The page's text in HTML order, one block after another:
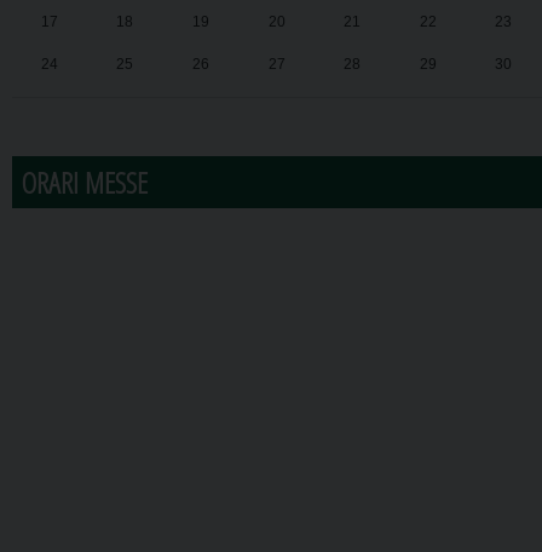
17 18 19 20 21 22 23
24 25 26 27 28 29 30
ORARI MESSE